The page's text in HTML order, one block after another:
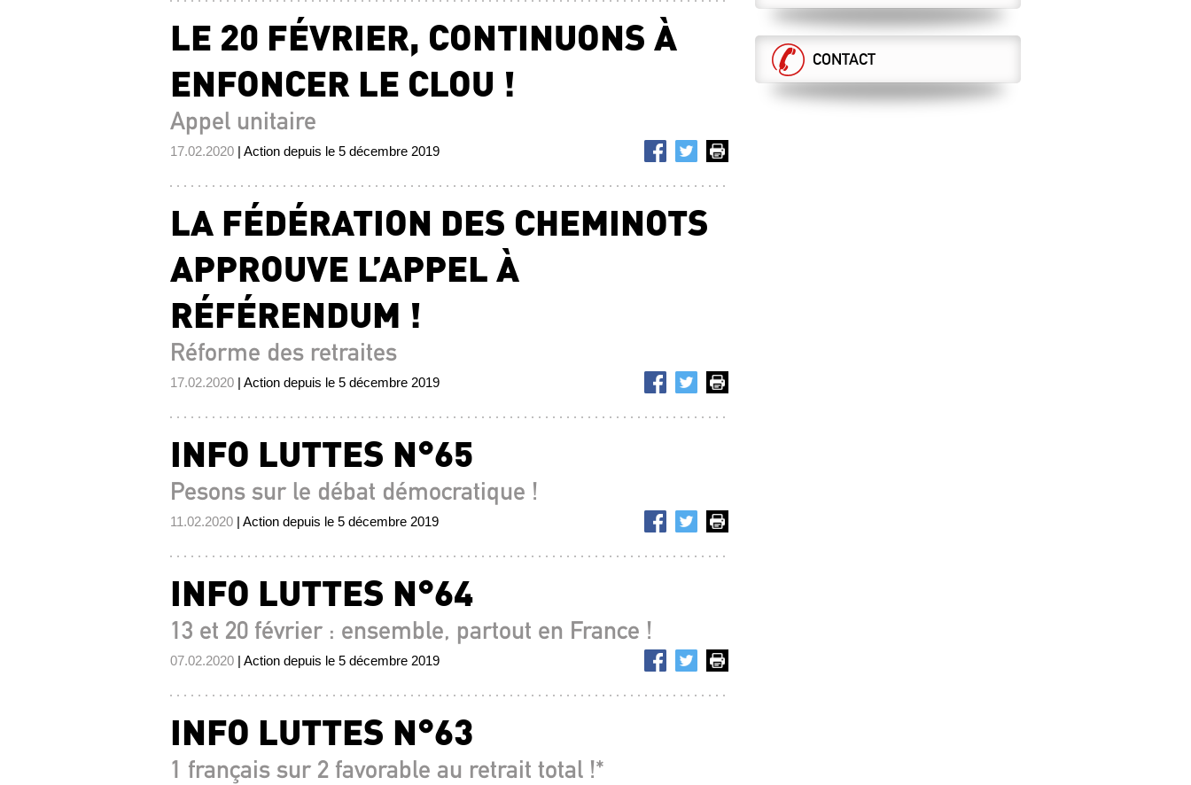
LE 20 FÉVRIER, CONTINUONS À
ENFONCER LE CLOU !
Appel unitaire
17.02.2020 | Action depuis le 5 décembre 2019
LA FÉDÉRATION DES CHEMINOTS
APPROUVE L’APPEL À
RÉFÉRENDUM !
Réforme des retraites
17.02.2020 | Action depuis le 5 décembre 2019
INFO LUTTES N°65
Pesons sur le débat démocratique !
11.02.2020 | Action depuis le 5 décembre 2019
INFO LUTTES N°64
13 et 20 février : ensemble, partout en France !
07.02.2020 | Action depuis le 5 décembre 2019
INFO LUTTES N°63
1 français sur 2 favorable au retrait total !*
CONTACT